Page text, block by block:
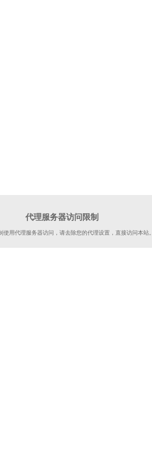
代理服务器访问限制
使用代理服务器访问，请去除您的代理设置，直接访问本站。